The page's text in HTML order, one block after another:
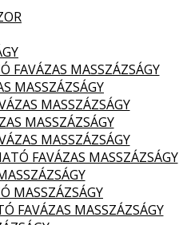
FAVÁZAS MASSZÁZSÁGY
MASSZÁZSÁGY
MASSZÁZSÁGY
MASSZÁZSÁGY
MASSZÁZSÁGY
FAVÁZAS MASSZÁZSÁGY
MASSZÁZSÁGY
FAVÁZAS MASSZÁZSÁGY